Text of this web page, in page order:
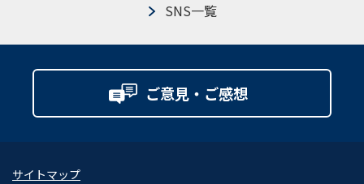
SNS一覧
ご意見・ご感想
サイトマップ